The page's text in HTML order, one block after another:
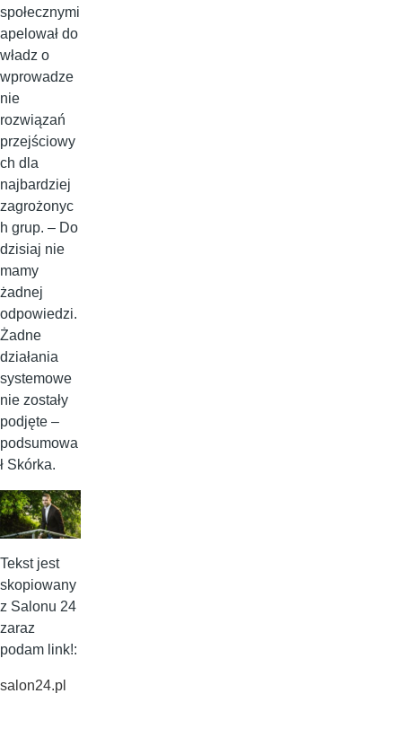
społecznymi
apelował do
władz o
wprowadze
nie
rozwiązań
przejściowy
ch dla
najbardziej
zagrożonyc
h grup. – Do
dzisiaj nie
mamy
żadnej
odpowiedzi.
Żadne
działania
systemowe
nie zostały
podjęte –
podsumowa
ł Skórka.
Tekst jest
skopiowany
z Salonu 24
zaraz
podam link!:
salon24.pl